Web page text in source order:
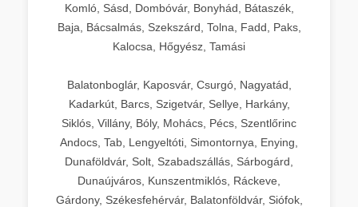
Komló, Sásd, Dombóvár, Bonyhád, Bátaszék,
Baja, Bácsalmás, Szekszárd, Tolna, Fadd, Paks,
Kalocsa, Hőgyész, Tamási
Balatonboglár, Kaposvár, Csurgó, Nagyatád,
Kadarkút, Barcs, Szigetvár, Sellye, Harkány,
Siklós, Villány, Bóly, Mohács, Pécs, Szentlőrinc
Andocs, Tab, Lengyeltóti, Simontornya, Enying,
Dunaföldvár, Solt, Szabadszállás, Sárbogárd,
Dunaújváros, Kunszentmiklós, Ráckeve,
Gárdony, Székesfehérvár, Balatonföldvár, Siófok,